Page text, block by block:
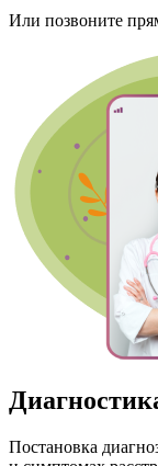
Или позвоните
Постановка